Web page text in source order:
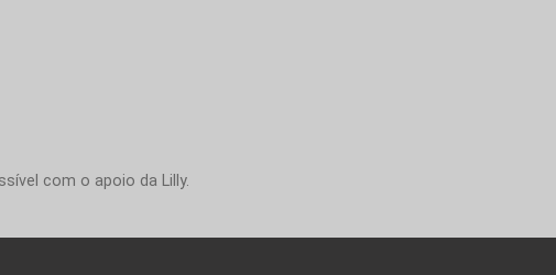
com o apoio da Lilly.